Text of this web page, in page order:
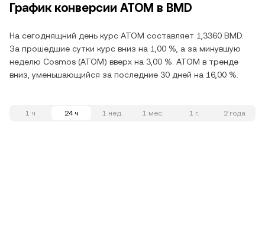
График конверсии ATOM в BMD
На сегоднящний день курс ATOM составляет 1,3360 BMD.
За прошедшие сутки курс вниз на 1,00 %, а за минувшую
неделю Cosmos (ATOM) вверх на 3,00 %. ATOM в тренде
вниз, уменьшающийся за последние 30 дней на 16,00 %.
1 ч 24 ч 1 нед. 1 мес. 1 г. 2 года